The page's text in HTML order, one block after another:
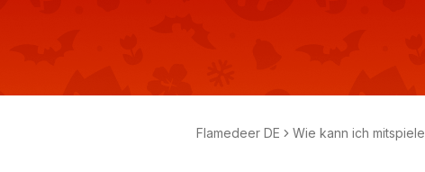
Flamedeer DE
Wie kann ich mitspiele